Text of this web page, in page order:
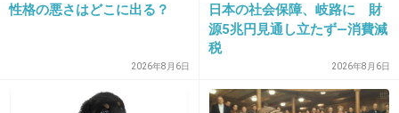
性格の悪さはどこに出る？
2026年8月6日
日本の社会保障、岐路に 財
源5兆円見通し立たず―消費減
税
2026年8月6日